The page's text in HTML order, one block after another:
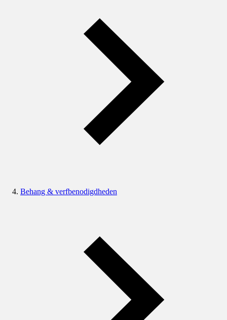
Behang & verfbenodigdheden